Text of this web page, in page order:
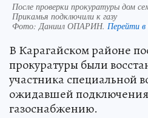
После проверки прокуратуры дом
Прикамья подключили к газу
Фото:Даниил ОПАРИН. Перейти
В Карагайском районе
прокуратуры были
участника специальной
ожидавшей
газоснабжению.